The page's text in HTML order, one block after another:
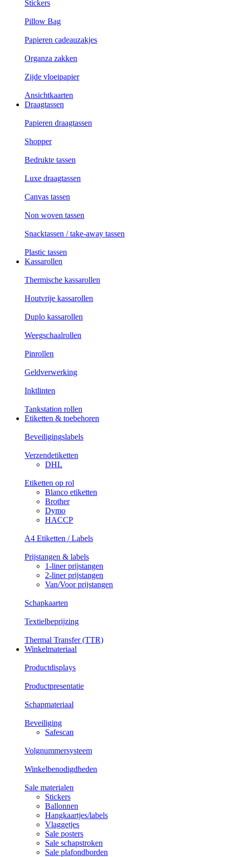
Stickers
Pillow Bag
Papieren cadeauzakjes
Organza zakken
Zijde vloeipapier
Ansichtkaarten
Draagtassen
Papieren draagtassen
Shopper
Bedrukte tassen
Luxe draagtassen
Canvas tassen
Non woven tassen
Snacktassen / take-away tassen
Plastic tassen
Kassarollen
Thermische kassarollen
Houtvrije kassarollen
Duplo kassarollen
Weegschaalrollen
Pinrollen
Geldverwerking
Inktlinten
Tankstation rollen
Etiketten & toebehoren
Beveiligingslabels
Verzendetiketten
DHL
Etiketten op rol
Blanco etiketten
Brother
Dymo
HACCP
A4 Etiketten / Labels
Prijstangen & labels
1-liner prijstangen
2-liner prijstangen
Van/Voor prijstangen
Schapkaarten
Textielbeprijzing
Thermal Transfer (TTR)
Winkelmateriaal
Productdisplays
Productpresentatie
Schapmateriaal
Beveiliging
Safescan
Volgnummersysteem
Winkelbenodigdheden
Sale materialen
Stickers
Ballonnen
Hangkaartjes/labels
Vlaggetjes
Sale posters
Sale schapstroken
Sale plafondborden